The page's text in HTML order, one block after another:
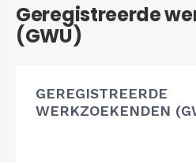
Geregistreerde
(GWU)
GEREGISTREERDE
WERKZOEKENDEN